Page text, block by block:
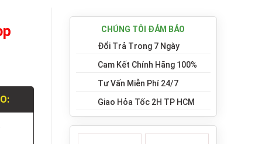
CHÚNG TÔI ĐẢM BẢO
Đổi Trả Trong 7 Ngày
Cam Kết Chính Hãng 100%
Tư Vấn Miễn Phí 24/7
Giao Hỏa Tốc 2H TP HCM